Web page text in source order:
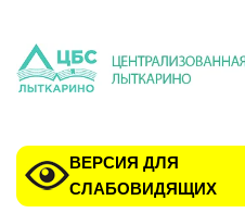
ВЕРСИЯ ДЛЯ
СЛАБОВИДЯЩИХ